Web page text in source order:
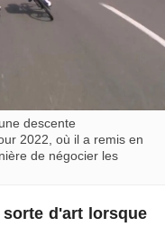
descente
2022, où il a remis en
de négocier les
d'art lorsque